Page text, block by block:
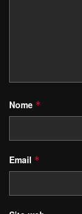
Nome *
Email *